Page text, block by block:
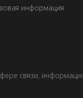
информация
связи,